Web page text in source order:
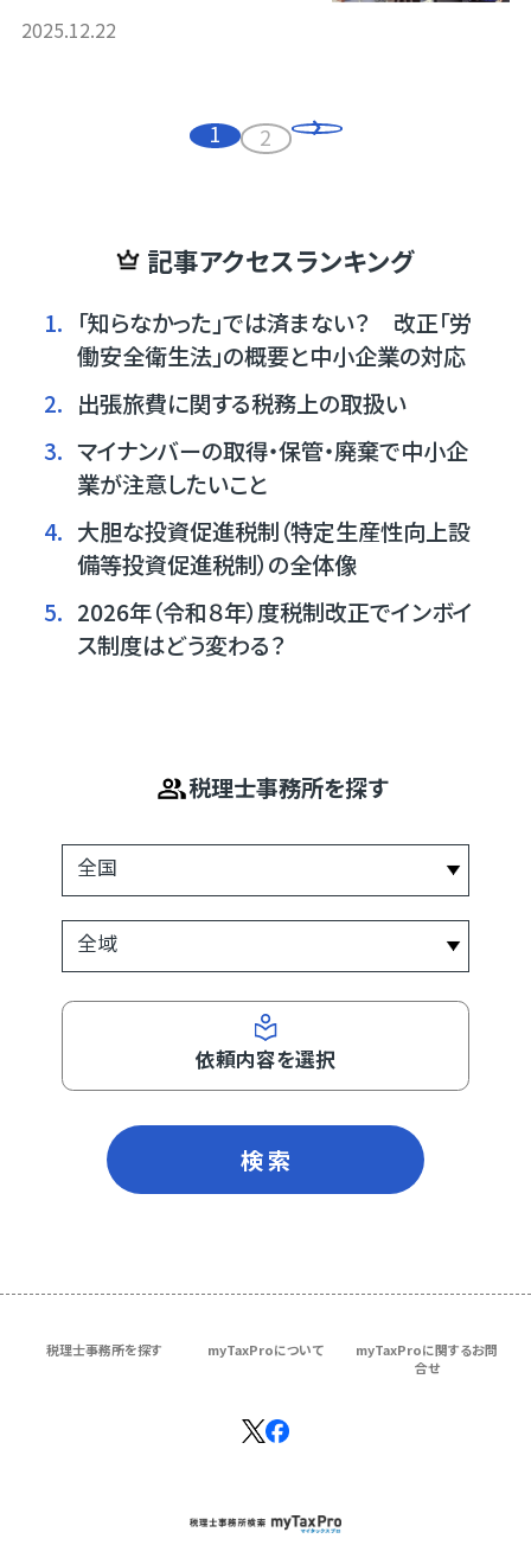
2025.12.22
1 2
記事アクセスランキング
1. 「知らなかった」では済まない？ 改正「労
働安全衛生法」の概要と中小企業の対応
2. 出張旅費に関する税務上の取扱い
3. マイナンバーの取得・保管・廃棄で中小企
業が注意したいこと
4. 大胆な投資促進税制（特定生産性向上設
備等投資促進税制）の全体像
5. 2026年（令和８年）度税制改正でインボイ
ス制度はどう変わる？
税理士事務所を探す
依頼内容を選択
検 索
税理士事務所を探す myTaxProについて
myTaxProに関するお問
合せ